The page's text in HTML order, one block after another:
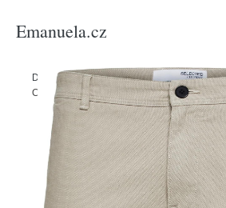
Emanuela.cz
Domů Produkty/Muži/Oblečení/Kalhoty/
Chino kalhoty 'Luton' Selected Homme